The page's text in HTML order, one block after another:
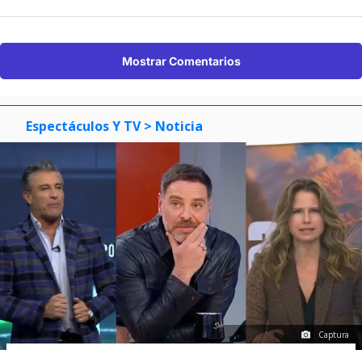
Mostrar Comentarios
Espectáculos Y TV > Noticia
Captura